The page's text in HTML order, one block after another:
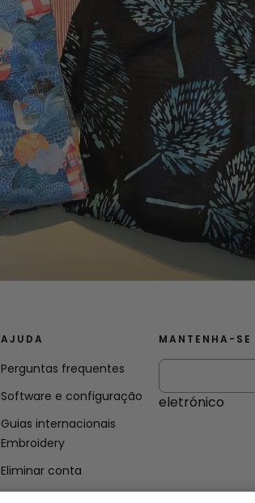
AJUDA
Perguntas frequentes
Software e configuração
Guias internacionais
Embroidery
Eliminar conta
MANTENHA-SE
eletrónico